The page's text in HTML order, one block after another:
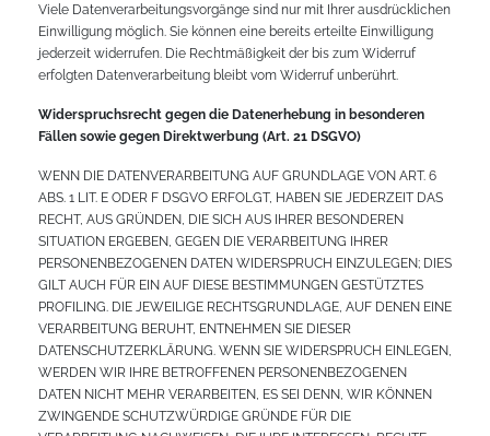
Viele Datenverarbeitungsvorgänge sind nur mit Ihrer ausdrücklichen
Einwilligung möglich. Sie können eine bereits erteilte Einwilligung
jederzeit widerrufen. Die Rechtmäßigkeit der bis zum Widerruf
erfolgten Datenverarbeitung bleibt vom Widerruf unberührt.
Widerspruchsrecht gegen die Datenerhebung in besonderen
Fällen sowie gegen Direktwerbung (Art. 21 DSGVO)
WENN DIE DATENVERARBEITUNG AUF GRUNDLAGE VON ART. 6
ABS. 1 LIT. E ODER F DSGVO ERFOLGT, HABEN SIE JEDERZEIT DAS
RECHT, AUS GRÜNDEN, DIE SICH AUS IHRER BESONDEREN
SITUATION ERGEBEN, GEGEN DIE VERARBEITUNG IHRER
PERSONENBEZOGENEN DATEN WIDERSPRUCH EINZULEGEN; DIES
GILT AUCH FÜR EIN AUF DIESE BESTIMMUNGEN GESTÜTZTES
PROFILING. DIE JEWEILIGE RECHTSGRUNDLAGE, AUF DENEN EINE
VERARBEITUNG BERUHT, ENTNEHMEN SIE DIESER
DATENSCHUTZERKLÄRUNG. WENN SIE WIDERSPRUCH EINLEGEN,
WERDEN WIR IHRE BETROFFENEN PERSONENBEZOGENEN
DATEN NICHT MEHR VERARBEITEN, ES SEI DENN, WIR KÖNNEN
ZWINGENDE SCHUTZWÜRDIGE GRÜNDE FÜR DIE